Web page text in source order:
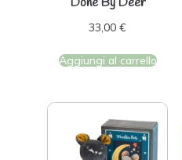
33,00 €
Aggiungi al carrello